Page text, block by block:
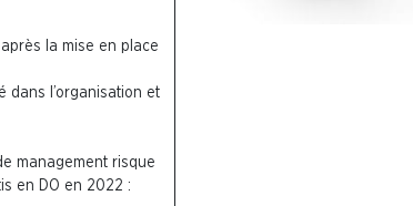
la mise en place
dans l’organisation et
management risque
en DO en 2022 :